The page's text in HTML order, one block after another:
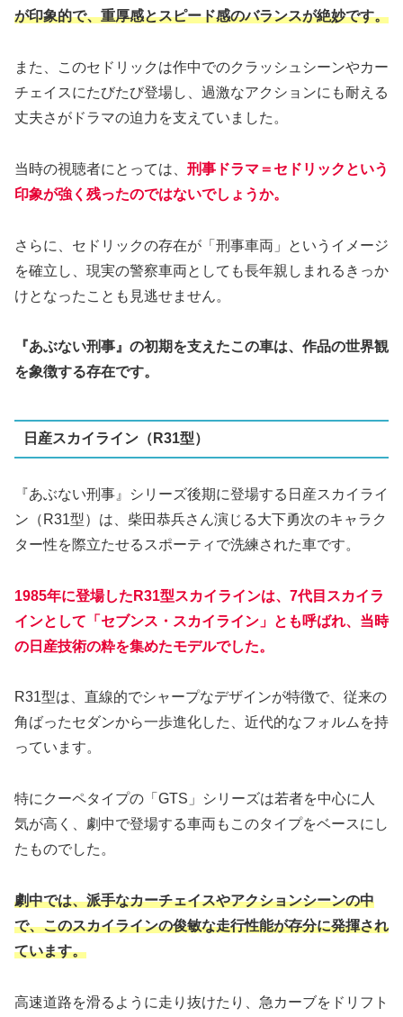
が印象的で、重厚感とスピード感のバランスが絶妙です。
また、このセドリックは作中でのクラッシュシーンやカー
チェイスにたびたび登場し、過激なアクションにも耐える
丈夫さがドラマの迫力を支えていました。
当時の視聴者にとっては、 刑事ドラマ＝セドリックという
印象が強く残ったのではないでしょうか。
さらに、セドリックの存在が「刑事車両」というイメージ
を確立し、現実の警察車両としても長年親しまれるきっか
けとなったことも見逃せません。
『あぶない刑事』の初期を支えたこの車は、作品の世界観
を象徴する存在です。
日産スカイライン（R31型）
『あぶない刑事』シリーズ後期に登場する日産スカイライ
ン（R31型）は、柴田恭兵さん演じる大下勇次のキャラク
ター性を際立たせるスポーティで洗練された車です。
1985年に登場したR31型スカイラインは、7代目スカイラ
インとして「セブンス・スカイライン」とも呼ばれ、当時
の日産技術の粋を集めたモデルでした。
R31型は、直線的でシャープなデザインが特徴で、従来の
角ばったセダンから一歩進化した、近代的なフォルムを持
っています。
特にクーペタイプの「GTS」シリーズは若者を中心に人
気が高く、劇中で登場する車両もこのタイプをベースにし
たものでした。
劇中では、派手なカーチェイスやアクションシーンの中
で、このスカイラインの俊敏な走行性能が存分に発揮され
ています。
高速道路を滑るように走り抜けたり、急カーブをドリフト